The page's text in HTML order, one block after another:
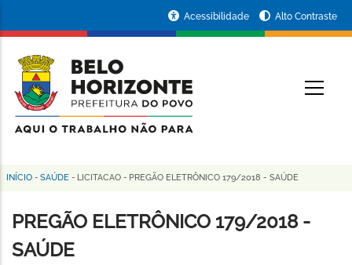
conteúdo
principal
da
Prefeitura
de
Horizonte
Acessibilidade Alto Contraste
Trilha
de
navegação
INÍCIO - SAÚDE - LICITACAO - PREGÃO ELETRÔNICO 179/2018 - SAÚDE
PREGÃO ELETRÔNICO 179/2018 -
SAÚDE